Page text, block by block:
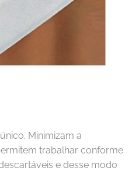
Minimizam a
trabalhar conforme
e desse modo